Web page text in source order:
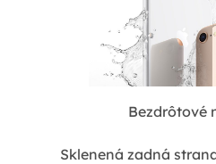
Bezdrôtové
Sklenená zadná